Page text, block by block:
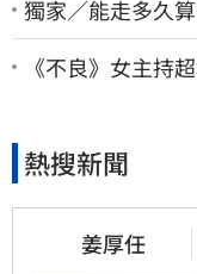
獨家／能走多久
「遺囑進度」曝光
《不良》女主持
熱搜新聞
姜厚任